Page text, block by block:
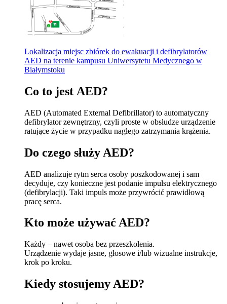
Lokalizacja miejsc zbiórek do ewakuacji i defibrylatorów
AED na terenie kampusu Uniwersytetu Medycznego w
Białymstoku
Co to jest AED?
AED (Automated External Defibrillator) to automatyczny
defibrylator zewnętrzny, czyli proste w obsłudze urządzenie
ratujące życie w przypadku nagłego zatrzymania krążenia.
Do czego służy AED?
AED analizuje rytm serca osoby poszkodowanej i sam
decyduje, czy konieczne jest podanie impulsu elektrycznego
(defibrylacji). Taki impuls może przywrócić prawidłową
pracę serca.
Kto może używać AED?
Każdy – nawet osoba bez przeszkolenia.
Urządzenie wydaje jasne, głosowe i/lub wizualne instrukcje,
krok po kroku.
Kiedy stosujemy AED?